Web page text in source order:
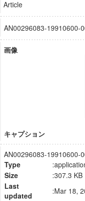
リーディングプログラム
Article
AN00296083-
画像
キャプション
AN00296083-19910600-
Type
Size
:307.3 KB
Last
updated
:Mar 18,